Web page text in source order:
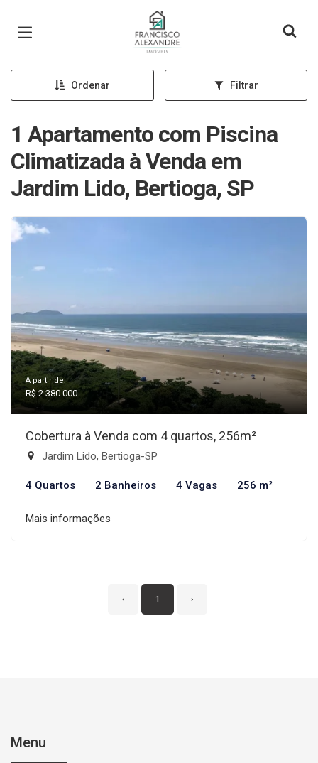
Página inicial
Ordenar Filtrar
1 Apartamento com Piscina
Climatizada à Venda em
Jardim Lido, Bertioga, SP
A partir de:
R$ 2.380.000
Cobertura à Venda com 4 quartos, 256m²
Jardim Lido, Bertioga-SP
4 Quartos 2 Banheiros 4 Vagas 256 m²
Mais informações
‹ 1 ›
Menu